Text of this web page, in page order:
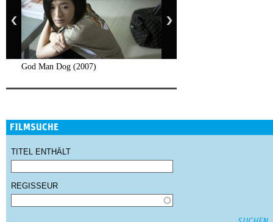
God Man Dog (2007)
FILMSUCHE
TITEL ENTHÄLT
REGISSEUR